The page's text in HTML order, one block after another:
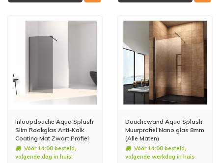
Inloopdouche Aqua Splash
Slim Rookglas Anti-Kalk
Coating Mat Zwart Profiel
(zes varianten)
Vóór 14:00 besteld,
volgende dag in huis!
Douchewand Aqua Splash
Muurprofiel Nano glas 8mm
(Alle Maten)
Vóór 14:00 besteld,
volgende werkdag in huis